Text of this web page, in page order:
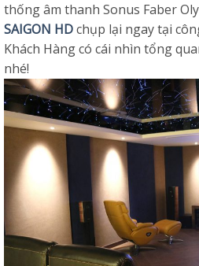
thống âm thanh Sonus Faber
SAIGON HDchụp lại ngay tại
Khách Hàng có cái nhìn tổng
nhé!